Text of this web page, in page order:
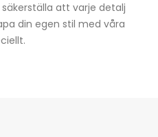
att varje detalj
din egen stil med våra